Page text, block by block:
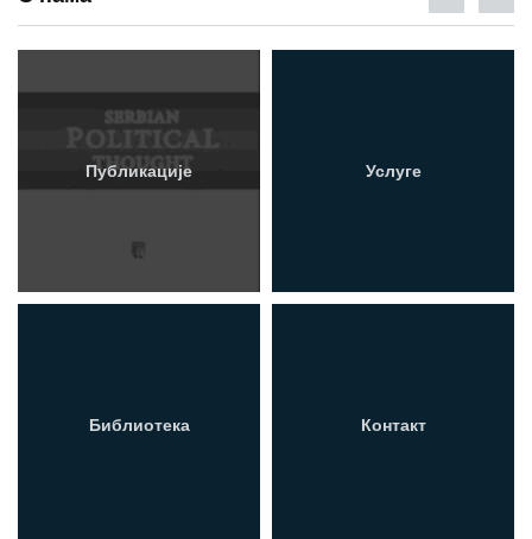
Публикације Услуге
Библиотека Контакт